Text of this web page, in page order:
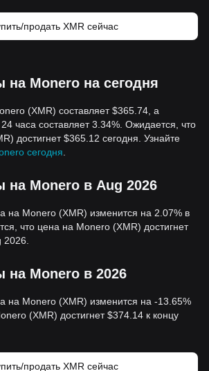
продать XMR сейчас
на Monero на сегодня
(XMR) составляет $365.74, а
часа составляет 3.34%. Ожидается, что
достигнет $365.12 сегодня. Узнайте
сегодня
на Monero в Aug 2026
на Monero (XMR) изменится на 2.07% в
что цена на Monero (XMR) достигнет
2026.
на Monero в 2026
на Monero (XMR) изменится на -13.65%
(XMR) достигнет $374.14 к концу
продать XMR сейчас